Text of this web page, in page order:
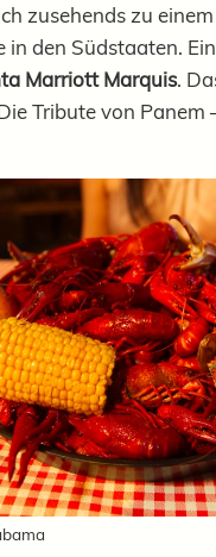
zusehends zu
in den Südstaaten.
Marriott Marquis.
Tribute von Panem